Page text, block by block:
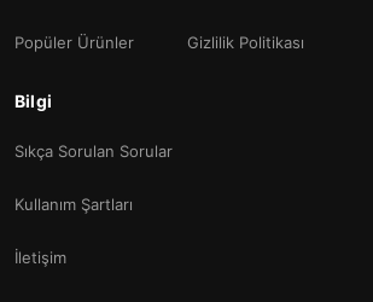
Popüler Ürünler Gizlilik Politikası
Bilgi
Sıkça Sorulan Sorular
Kullanım Şartları
İletişim